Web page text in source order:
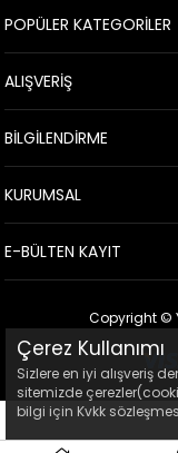
POPÜLER KATEGORİLER
ALIŞVERİŞ
BİLGİLENDİRME
KURUMSAL
E-BÜLTEN KAYIT
Copyright ©
Çerez Kullanımı
Sizlere en iyi alışveriş
sitemizde
bilgi için Kvkk